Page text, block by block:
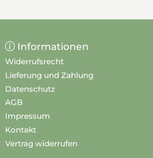
Informationen
Widerrufsrecht
Lieferung und Zahlung
Datenschutz
AGB
Impressum
Kontakt
Vertrag widerrufen